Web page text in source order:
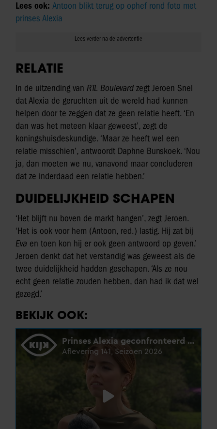
Lees ook: Antoon blikt terug op ophef rond foto met
prinses Alexia
RELATIE
In de uitzending van RTL Boulevard zegt Jeroen Snel
dat Alexia de geruchten uit de wereld had kunnen
helpen door te zeggen dat ze geen relatie heeft. ‘En
dan was het meteen klaar geweest’, zegt de
koningshuisdeskundige. ‘Maar ze heeft wel een
relatie misschien’, antwoordt Daphne Bunskoek. ‘Nou
ja, dan moeten we nu, vanavond maar concluderen
dat ze inderdaad een relatie hebben.’
DUIDELIJKHEID SCHAPEN
‘Het blijft nu boven de markt hangen’, zegt Jeroen.
‘Het is ook voor hem (Antoon, red.) lastig. Hij zat bij
Eva en toen kon hij er ook geen antwoord op geven.’
Jeroen denkt dat het verstandig was geweest als de
twee duidelijkheid hadden geschapen. ‘Als ze nou
echt geen relatie zouden hebben, dan had ik dat wel
gezegd.’
BEKIJK OOK: